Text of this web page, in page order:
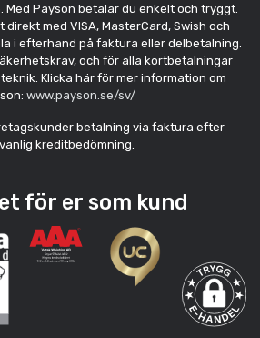
Med Payson betalar du enkelt och tryggt.
med VISA, MasterCard, Swish och
i efterhand på faktura eller delbetalning.
och för alla kortbetalningar
Klicka här för mer information om
www.payson.se/sv/
betalning via faktura efter
kreditbedömning.
för er som kund